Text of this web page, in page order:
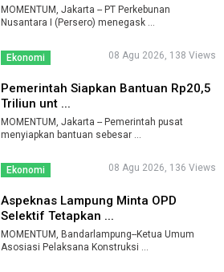
MOMENTUM, Jakarta -- PT Perkebunan
Nusantara I (Persero) menegask ...
Ekonomi 08 Agu 2026, 138 Views
Pemerintah Siapkan Bantuan Rp20,5
Triliun unt ...
MOMENTUM, Jakarta -- Pemerintah pusat
menyiapkan bantuan sebesar ...
Ekonomi 08 Agu 2026, 136 Views
Aspeknas Lampung Minta OPD
Selektif Tetapkan ...
MOMENTUM, Bandarlampung--Ketua Umum
Asosiasi Pelaksana Konstruksi ...